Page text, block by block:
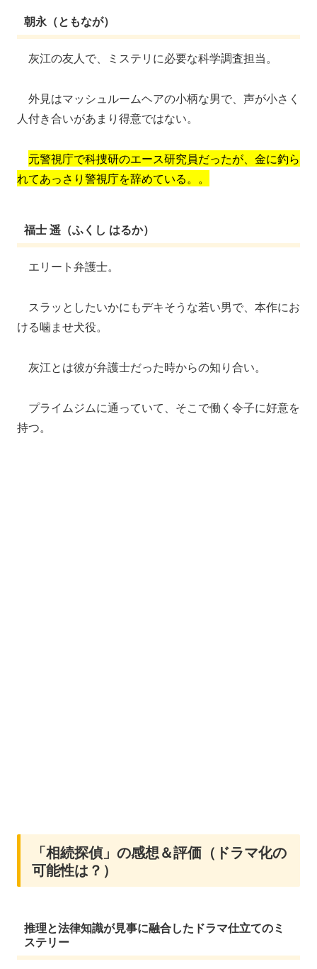
朝永（ともなが）
灰江の友人で、ミステリに必要な科学調査担当。
外見はマッシュルームヘアの小柄な男で、声が小さく
人付き合いがあまり得意ではない。
元警視庁で科捜研のエース研究員だったが、金に釣ら
れてあっさり警視庁を辞めている。。
福士 遥（ふくし はるか）
エリート弁護士。
スラッとしたいかにもデキそうな若い男で、本作にお
ける噛ませ犬役。
灰江とは彼が弁護士だった時からの知り合い。
プライムジムに通っていて、そこで働く令子に好意を
持つ。
「相続探偵」の感想＆評価（ドラマ化の
可能性は？）
推理と法律知識が見事に融合したドラマ仕立てのミ
ステリー